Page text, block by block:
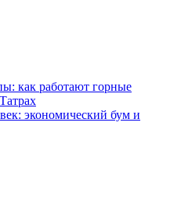
как работают горные
экономический бум и